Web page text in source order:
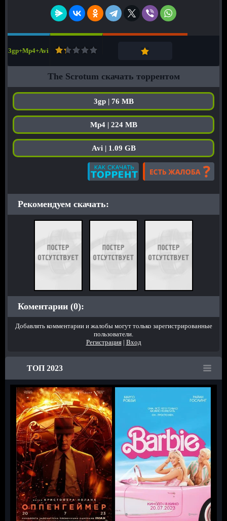
3gp+Mp4+Avi
The Scrotum скачать торрентом
3gp | 76 MB
Mp4 | 224 MB
Avi | 1.09 GB
Рекомендуем скачать:
Коментарии (0):
Добавлять комментарии и жалобы могут только зарегистрированные
пользователи.
Регистрация| Вход
ТОП 2023